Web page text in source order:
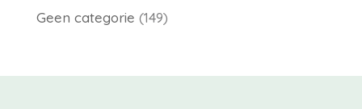
Geen categorie (149)